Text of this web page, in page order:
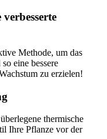
Methode, um das
eine bessere
zu erzielen!
thermische
Ihre Pflanze vor der